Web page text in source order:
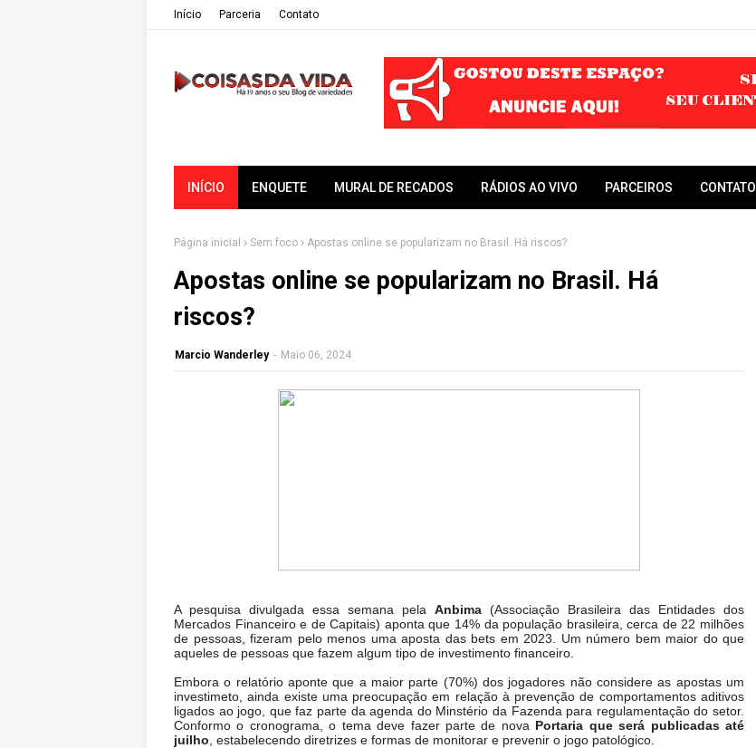
Iní­cio Parceria Contato
INÍCIO ENQUETE MURAL DE RECADOS RÁDIOS AO VIVO PARCEIROS CONTATO
Página inicial Sem foco Apostas online se popularizam no Brasil. Há riscos?
Apostas online se popularizam no Brasil. Há
riscos?
Marcio Wanderley - Maio 06, 2024
A pesquisa divulgada essa semana pela Anbima (Associação Brasileira das Entidades dos
Mercados Financeiro e de Capitais) aponta que 14% da população brasileira, cerca de 22 milhões
de pessoas, fizeram pelo menos uma aposta das bets em 2023. Um número bem maior do que
aqueles de pessoas que fazem algum tipo de investimento financeiro.
Embora o relatório aponte que a maior parte (70%) dos jogadores não considere as apostas um
investimeto, ainda existe uma preocupação em relação à prevenção de comportamentos aditivos
ligados ao jogo, que faz parte da agenda do Minstério da Fazenda para regulamentação do setor.
Conformo o cronograma, o tema deve fazer parte de nova Portaria que será publicadas até
juilho , estabelecendo diretrizes e formas de monitorar e prevenir o jogo patológico.